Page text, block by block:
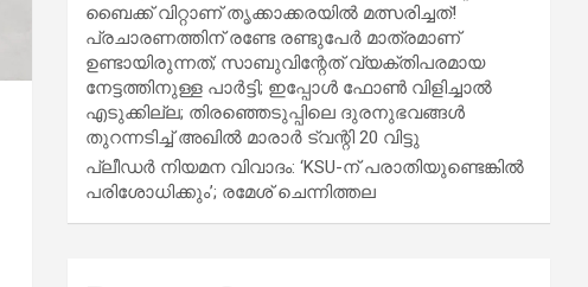
ബൈക്ക് വിറ്റാണ് തൃക്കാക്കരയില്‍ മത്സരിച്ചത്!
പ്രചാരണത്തിന് രണ്ടേ രണ്ടുപേര്‍ മാത്രമാണ്
ഉണ്ടായിരുന്നത്; സാബുവിന്റേത് വ്യക്തിപരമായ
നേട്ടത്തിനുള്ള പാര്‍ട്ടി; ഇപ്പോള്‍ ഫോണ്‍ വിളിച്ചാല്‍
എടുക്കില്ല; തിരഞ്ഞെടുപ്പിലെ ദുരനുഭവങ്ങള്‍
തുറന്നടിച്ച് അഖില്‍ മാരാര്‍ ട്വന്റി 20 വിട്ടു
പ്ലീഡർ നിയമന വിവാദം: ‘KSU-ന് പരാതിയുണ്ടെങ്കിൽ
പരിശോധിക്കും’; രമേശ് ചെന്നിത്തല